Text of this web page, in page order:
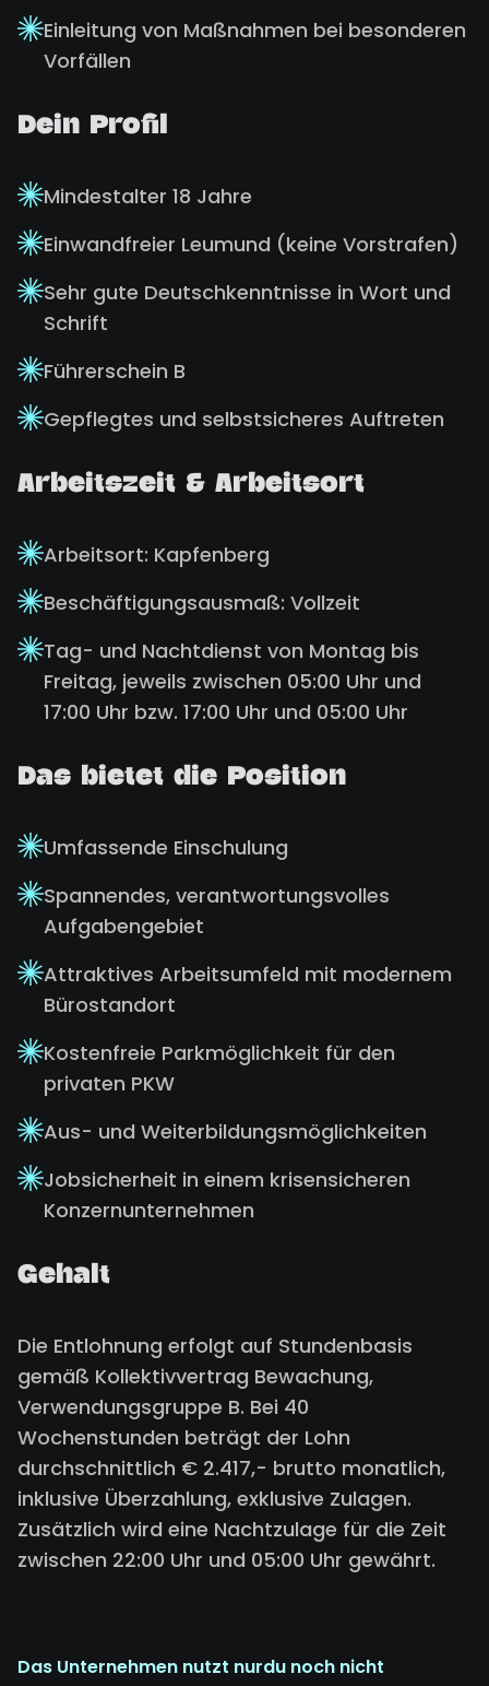
Einleitung von Maßnahmen bei besonderen
Vorfällen
Dein Profil
Mindestalter 18 Jahre
Einwandfreier Leumund (keine Vorstrafen)
Sehr gute Deutschkenntnisse in Wort und
Schrift
Führerschein B
Gepflegtes und selbstsicheres Auftreten
Arbeitszeit & Arbeitsort
Arbeitsort: Kapfenberg
Beschäftigungsausmaß: Vollzeit
Tag- und Nachtdienst von Montag bis
Freitag, jeweils zwischen 05:00 Uhr und
17:00 Uhr bzw. 17:00 Uhr und 05:00 Uhr
Das bietet die Position
Umfassende Einschulung
Spannendes, verantwortungsvolles
Aufgabengebiet
Attraktives Arbeitsumfeld mit modernem
Bürostandort
Kostenfreie Parkmöglichkeit für den
privaten PKW
Aus- und Weiterbildungsmöglichkeiten
Jobsicherheit in einem krisensicheren
Konzernunternehmen
Gehalt
Die Entlohnung erfolgt auf Stundenbasis
gemäß Kollektivvertrag Bewachung,
Verwendungsgruppe B. Bei 40
Wochenstunden beträgt der Lohn
durchschnittlich € 2.417,- brutto monatlich,
inklusive Überzahlung, exklusive Zulagen.
Zusätzlich wird eine Nachtzulage für die Zeit
zwischen 22:00 Uhr und 05:00 Uhr gewährt.
Das Unternehmen nutzt nurdu noch nicht